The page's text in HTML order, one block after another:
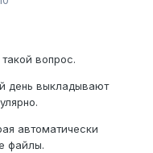
вопрос.
день выкладывают
автоматически
файлы.